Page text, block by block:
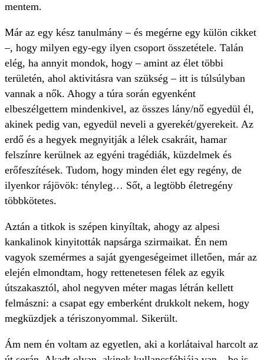
mentem.
Már az egy kész tanulmány – és megérne egy külön cikket
–, hogy milyen egy-egy ilyen csoport összetétele. Talán
elég, ha annyit mondok, hogy – amint az élet többi
területén, ahol aktivitásra van szükség – itt is túlsúlyban
vannak a nők. Ahogy a túra során egyenként
elbeszélgettem mindenkivel, az összes lány/nő egyedül él,
akinek pedig van, egyedül neveli a gyerekét/gyerekeit. Az
erdő és a hegyek megnyitják a lélek csakráit, hamar
felszínre kerülnek az egyéni tragédiák, küzdelmek és
erőfeszítések. Tudom, hogy minden élet egy regény, de
ilyenkor rájövök: tényleg… Sőt, a legtöbb életregény
többkötetes.
Aztán a titkok is szépen kinyíltak, ahogy az alpesi
kankalinok kinyitották napsárga szirmaikat. Én nem
vagyok szemérmes a saját gyengeségeimet illetően, már az
elején elmondtam, hogy rettenetesen félek az egyik
útszakasztól, ahol negyven méter magas létrán kellett
felmászni: a csapat egy emberként drukkolt nekem, hogy
megküzdjek a tériszonyommal. Sikerült.
Ám nem én voltam az egyetlen, aki a korlátaival harcolt az